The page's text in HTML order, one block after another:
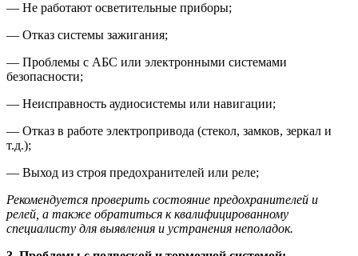
— Не работают осветительные приборы;
— Отказ системы зажигания;
— Проблемы с АБС или электронными системами
безопасности;
— Неисправность аудиосистемы или навигации;
— Отказ в работе электропривода (стекол, замков, зеркал и
т.д.);
— Выход из строя предохранителей или реле;
Рекомендуется проверить состояние предохранителей и
релей, а также обратиться к квалифицированному
специалисту для выявления и устранения неполадок.